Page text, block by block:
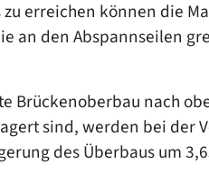
erreichen können die
an den Abspannseilen
Brückenoberbau nach
sind, werden bei der
des Überbaus um